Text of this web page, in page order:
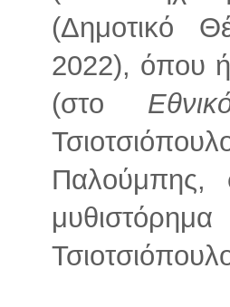
(Δημοτικό
2022), όπου
(στο
Παλούμπης,